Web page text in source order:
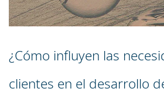
¿Cómo influyen las
clientes en el desarrollo